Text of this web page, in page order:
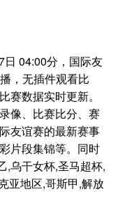
04:00分，国际友
，无插件观看比
赛数据实时更新。
像、比赛比分、赛
友谊赛的最新赛事
片段集锦等。同时
,乌干女杯,圣马超杯,
亚地区,哥斯甲,解放